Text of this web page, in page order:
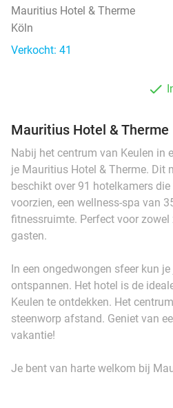
Mauritius Hotel & Therme
Köln
Verkocht: 41
Mauritius Hotel & Therme
Nabij het centrum van Keulen in
je Mauritius Hotel & Therme. Dit
beschikt over 91 hotelkamers
voorzien, een wellness-spa van
fitnessruimte. Perfect voor
gasten.
In een ongedwongen sfeer kun
ontspannen. Het hotel is de
Keulen te ontdekken. Het
steenworp afstand. Geniet van
vakantie!
Je bent van harte welkom bij